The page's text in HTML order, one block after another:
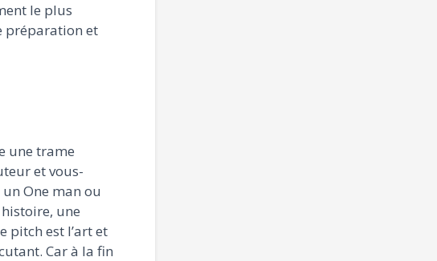
le plus
préparation et
une trame
et vous-
One man ou
une
pitch est l’art et
Car à la fin